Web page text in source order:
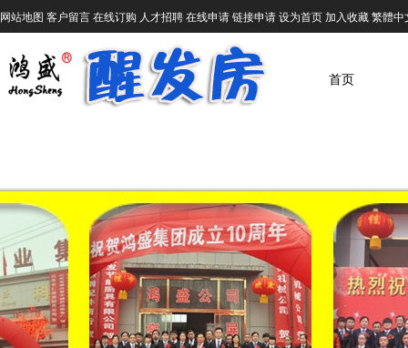
网站地图 客户留言在线订购 人才招聘在线申请链接申请设为首页加入收藏繁體中
首页